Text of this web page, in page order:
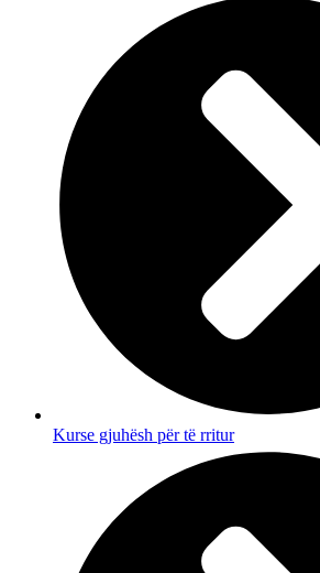
Kurse gjuhësh për të rritur